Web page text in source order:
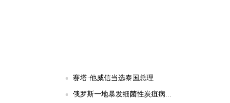
赛塔·他威信当选泰国总理
俄罗斯一地暴发细菌性炭疽病...